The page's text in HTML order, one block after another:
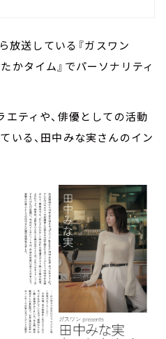
放送している『ガスワン
タイム』でパーソナリティ
エティや、俳優としての活動
いる、田中みな実さんのイン